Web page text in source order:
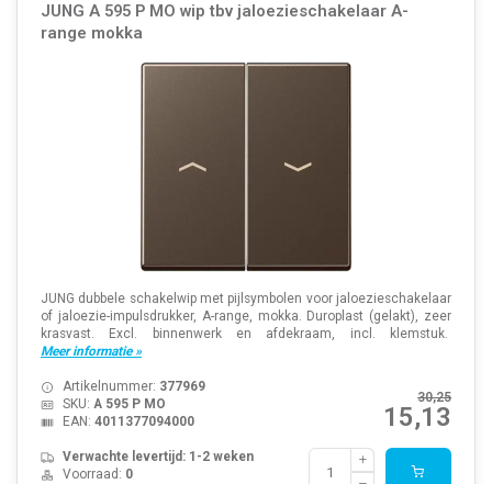
JUNG A 595 P MO wip tbv jaloezieschakelaar A-
range mokka
JUNG dubbele schakelwip met pijlsymbolen voor jaloezieschakelaar
of jaloezie-impulsdrukker, A-range, mokka. Duroplast (gelakt), zeer
krasvast. Excl. binnenwerk en afdekraam, incl. klemstuk.
Meer informatie »
30,25
15,13
Artikelnummer: 377969
SKU: A 595 P MO
EAN: 4011377094000
Verwachte levertijd: 1-2 weken
Voorraad: 0